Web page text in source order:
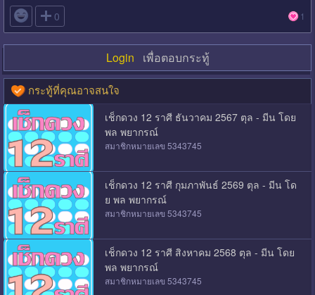
 0 1
Login เพื่อตอบกระทู้
กระทู้ที่คุณอาจสนใจ
เช็กดวง 12 ราศี ธันวาคม 2567 ตุล - มีน โดย
พล พยากรณ์
สมาชิกหมายเลข 5343745
เช็กดวง 12 ราศี กุมภาพันธ์ 2569 ตุล - มีน โด
ย พล พยากรณ์
สมาชิกหมายเลข 5343745
เช็กดวง 12 ราศี สิงหาคม 2568 ตุล - มีน โดย
พล พยากรณ์
สมาชิกหมายเลข 5343745